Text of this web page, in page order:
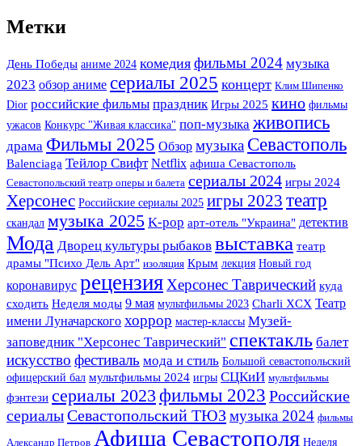
Метки
День Победы аниме 2024 комедия фильмы 2024 музыка
2023 обзор аниме сериалы 2025 концерт Клим Шипенко
Dior российские фильмы праздник Игры 2025 кино фильмы
ужасов Конкурс "Живая классика" поп-музыка живопись
драма Фильмы 2025 Обзор музыка Севастополь
Balenciaga Тейлор Свифт Netflix афиша Севастополь
Севастопольский театр оперы и балета сериалы 2024 игры 2024
Херсонес Российские сериалы 2025 игры 2023 театр
скандал музыка 2025 K-pop арт-отель "Украина" детектив
Мода Дворец культуры рыбаков выставка театр
драмы "Психо Дель Арт" изоляция Крым лекция Новый год
коронавирус рецензия Херсонес Таврический куда
сходить Неделя моды 9 мая мультфильмы 2023 Charli XCX Театр
имени Луначарского хоррор мастер-классы Музей-
заповедник "Херсонес Таврический" спектакль балет
искусство фестиваль мода и стиль Большой севастопольский
офицерский бал мультфильмы 2024 игры СЦКиИ мультфильмы
фэнтези сериалы 2023 фильмы 2023 Российские
сериалыСевастопольский ТЮЗ музыка 2024 фильмы
Александр Петров Афиша Севастополя Неделя